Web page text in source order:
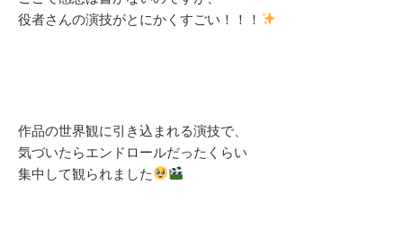
役者さんの演技がとにかくすごい！！！
作品の世界観に引き込まれる演技で、
気づいたらエンドロールだったくらい
集中して観られました